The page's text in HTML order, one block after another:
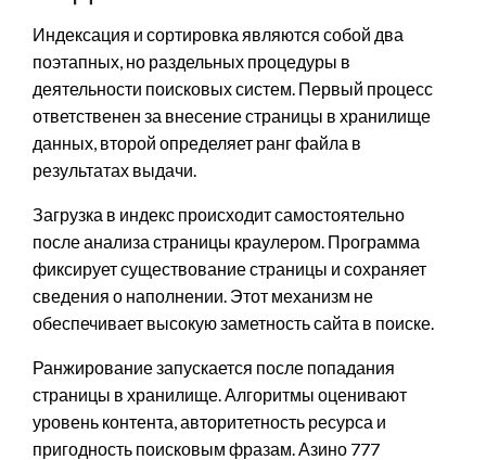
Индексация и сортировка являются собой два
поэтапных, но раздельных процедуры в
деятельности поисковых систем. Первый процесс
ответственен за внесение страницы в хранилище
данных, второй определяет ранг файла в
результатах выдачи.
Загрузка в индекс происходит самостоятельно
после анализа страницы краулером. Программа
фиксирует существование страницы и сохраняет
сведения о наполнении. Этот механизм не
обеспечивает высокую заметность сайта в поиске.
Ранжирование запускается после попадания
страницы в хранилище. Алгоритмы оценивают
уровень контента, авторитетность ресурса и
пригодность поисковым фразам. Азино 777